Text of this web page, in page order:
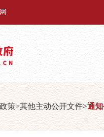
策>其他主动公开文件>通